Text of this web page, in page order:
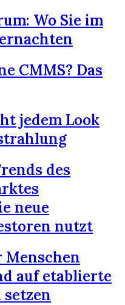
Wo Sie im
CMMS? Das
jedem Look
des
neue
nutzt
Menschen
auf etablierte